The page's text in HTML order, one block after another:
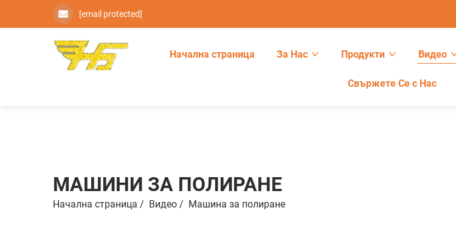
[email protected]
Начална страница За Нас Продукти Видео
Свържете Се с Нас
МАШИНИ ЗА ПОЛИРАНЕ
Начална страница / Видео / Машинa зa пoлирaне